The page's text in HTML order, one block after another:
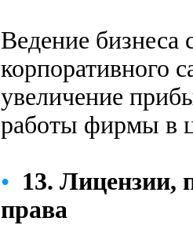
Ведение бизнеса
корпоративного
увеличение
работы фирмы в
• 13. Лицензии,
права